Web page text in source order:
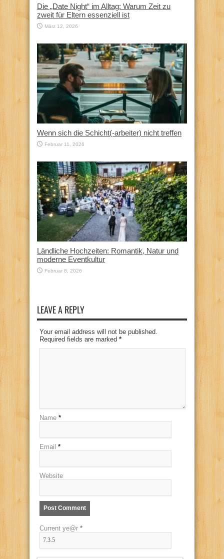
Die „Date Night“ im Alltag: Warum Zeit zu
zweit für Eltern essenziell ist
März 12, 2026
Wenn sich die Schicht(-arbeiter) nicht treffen
Februar 11, 2026
Ländliche Hochzeiten: Romantik, Natur und
moderne Eventkultur
Februar 8, 2026
LEAVE A REPLY
Your email address will not be published.
Required fields are marked *
Name *
Email *
Website
Current ye@r *